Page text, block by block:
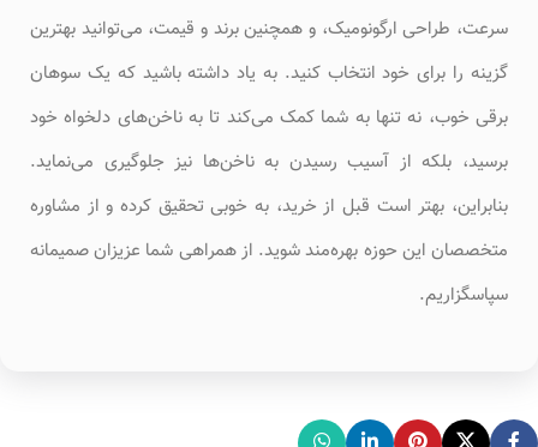
سرعت، طراحی ارگونومیک، و همچنین برند و قیمت، می‌توانید بهترین
گزینه را برای خود انتخاب کنید. به یاد داشته باشید که یک سوهان
برقی خوب، نه تنها به شما کمک می‌کند تا به ناخن‌های دلخواه خود
برسید، بلکه از آسیب رسیدن به ناخن‌ها نیز جلوگیری می‌نماید.
بنابراین، بهتر است قبل از خرید، به خوبی تحقیق کرده و از مشاوره
متخصصان این حوزه بهره‌مند شوید. از همراهی شما عزیزان صمیمانه
سپاسگزاریم.